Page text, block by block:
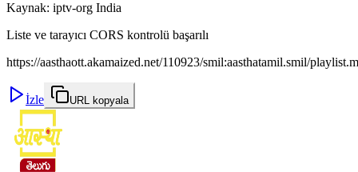
Kaynak: iptv-org India
Liste ve tarayıcı CORS kontrolü başarılı
https://aasthaott.akamaized.net/110923/smil:aasthatamil.smil/
İzle URL kopyala